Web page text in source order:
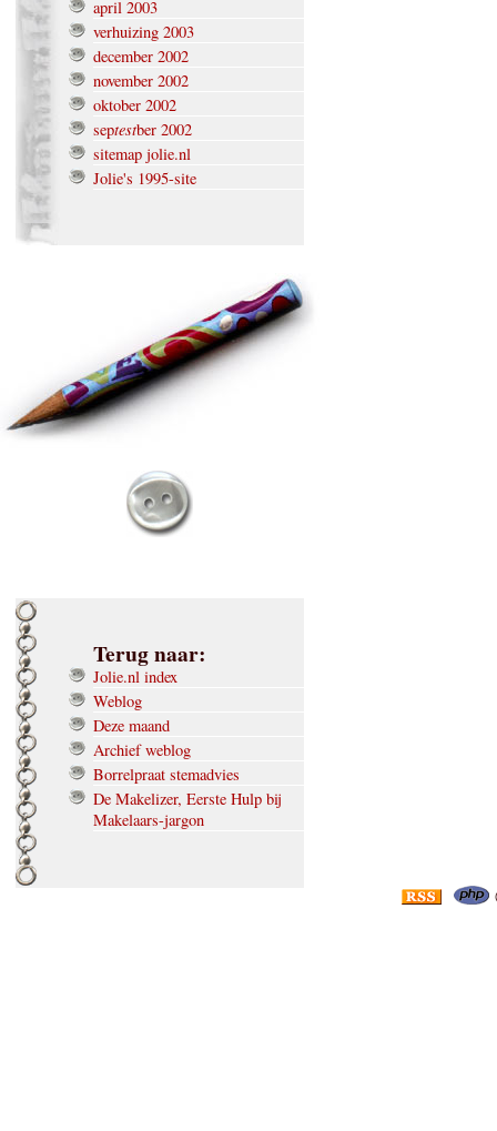
april 2003
verhuizing 2003
december 2002
november 2002
oktober 2002
septestber 2002
sitemap jolie.nl
Jolie's 1995-site
Terug naar:
Jolie.nl index
Weblog
Deze maand
Archief weblog
Borrelpraat stemadvies
De Makelizer, Eerste Hulp bij
Makelaars-jargon